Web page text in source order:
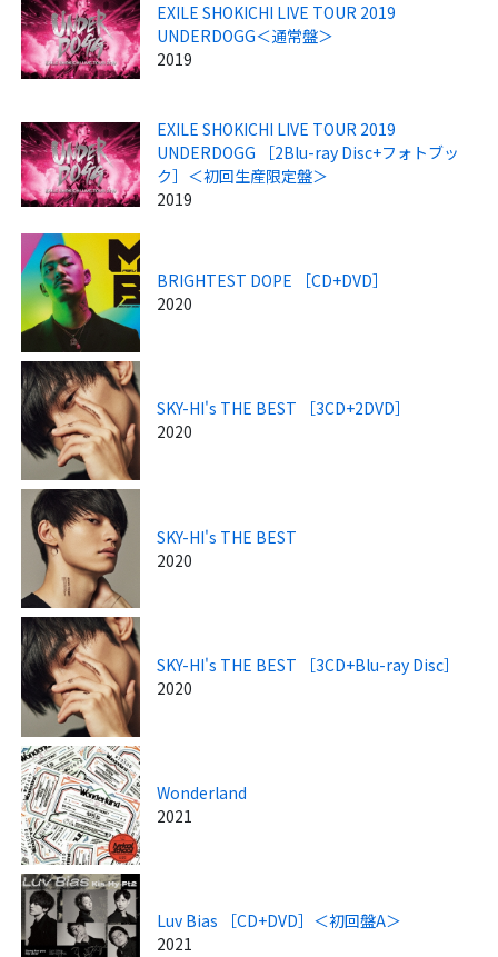
EXILE SHOKICHI LIVE TOUR 2019
UNDERDOGG＜通常盤＞
2019
EXILE SHOKICHI LIVE TOUR 2019
UNDERDOGG ［2Blu-ray Disc+フォトブッ
ク］＜初回生産限定盤＞
2019
BRIGHTEST DOPE ［CD+DVD］
2020
SKY-HI's THE BEST ［3CD+2DVD］
2020
SKY-HI's THE BEST
2020
SKY-HI's THE BEST ［3CD+Blu-ray Disc］
2020
Wonderland
2021
Luv Bias ［CD+DVD］＜初回盤A＞
2021